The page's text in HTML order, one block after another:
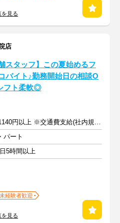
見る
店
スタッフ】この夏始めるフ
バイト♪勤務開始日の相談O
フト柔軟◎
時給1130～1140円以上 ※交通費支給(社内規定あり)
パート
5時間以上
未経験者歓迎
見る